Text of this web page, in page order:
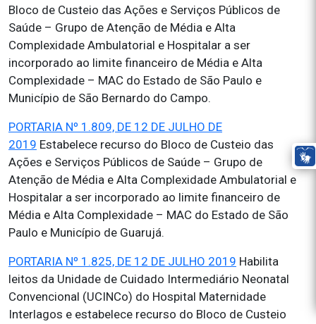
Bloco de Custeio das Ações e Serviços Públicos de
Saúde – Grupo de Atenção de Média e Alta
Complexidade Ambulatorial e Hospitalar a ser
incorporado ao limite financeiro de Média e Alta
Complexidade – MAC do Estado de São Paulo e
Município de São Bernardo do Campo.
PORTARIA Nº 1.809, DE 12 DE JULHO DE
2019 Estabelece recurso do Bloco de Custeio das
Ações e Serviços Públicos de Saúde – Grupo de
Atenção de Média e Alta Complexidade Ambulatorial e
Hospitalar a ser incorporado ao limite financeiro de
Média e Alta Complexidade – MAC do Estado de São
Paulo e Município de Guarujá.
PORTARIA Nº 1.825, DE 12 DE JULHO 2019 Habilita
leitos da Unidade de Cuidado Intermediário Neonatal
Convencional (UCINCo) do Hospital Maternidade
Interlagos e estabelece recurso do Bloco de Custeio